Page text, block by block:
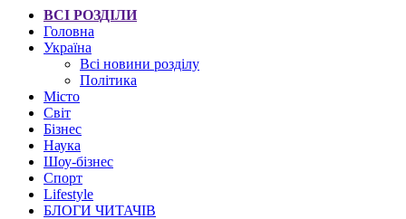
ВСІ РОЗДІЛИ
Головна
Україна
Всі новини розділу
Політика
Місто
Світ
Бізнес
Наука
Шоу-бізнес
Спорт
Lifestyle
БЛОГИ ЧИТАЧІВ